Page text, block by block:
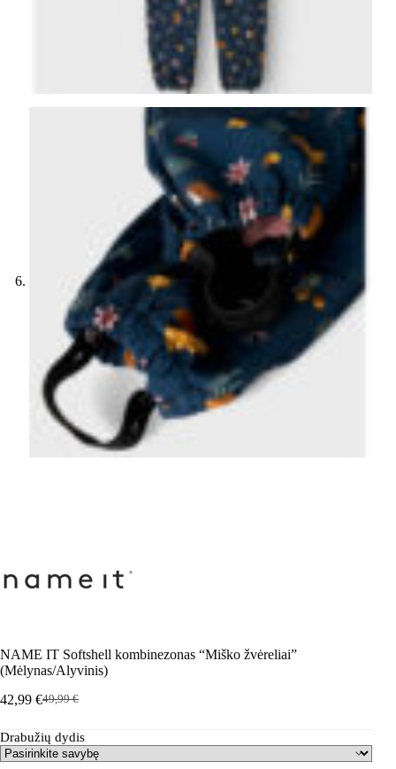
NAME IT Softshell kombinezonas “Miško žvėreliai”
(Mėlynas/Alyvinis)
49,99€
Pradinė
buvo:
49,99 €.
42,99 €Dabartinė
yra:
42,99 €.
Drabužių dydis